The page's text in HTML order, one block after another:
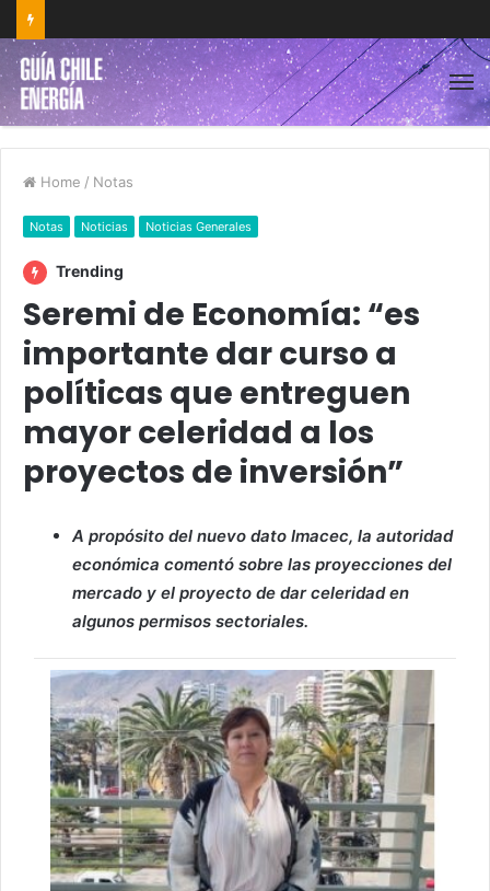
Home / Notas
Notas Noticias Noticias Generales
Trending
Seremi de Economía: “es
importante dar curso a
políticas que entreguen
mayor celeridad a los
proyectos de inversión”
A propósito del nuevo dato Imacec, la autoridad
económica comentó sobre las proyecciones del
mercado y el proyecto de dar celeridad en
algunos permisos sectoriales.